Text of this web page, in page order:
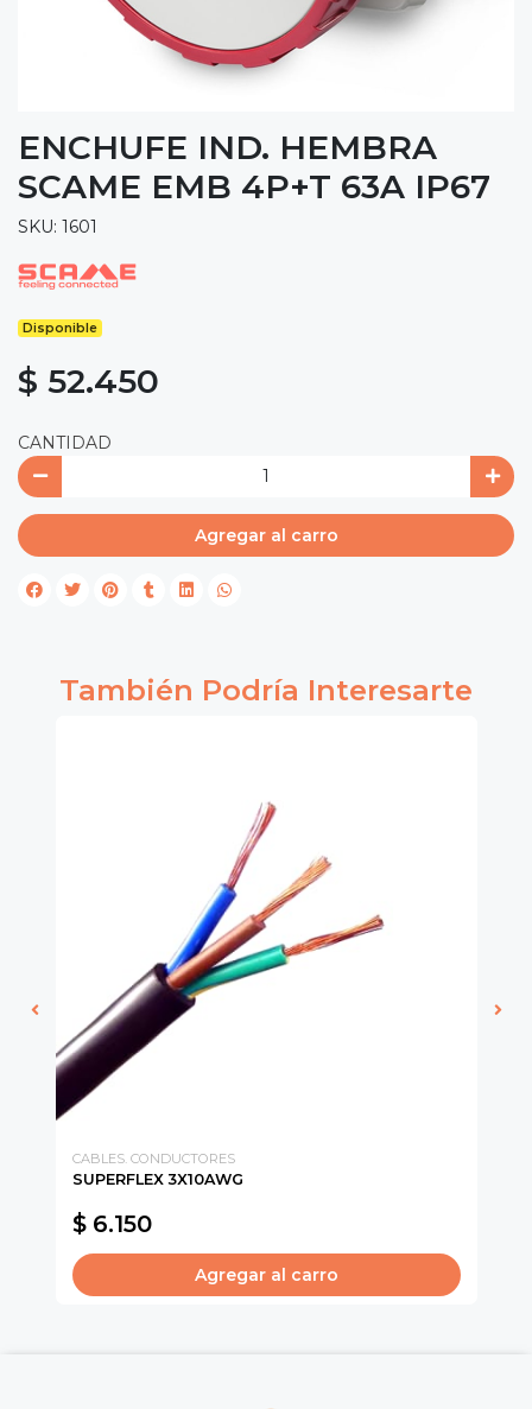
ENCHUFE IND. HEMBRA
SCAME EMB 4P+T 63A IP67
SKU: 1601
Disponible
$ 52.450
CANTIDAD
Agregar al carro
También Podría Interesarte
CABLES. CONDUCTORES
SUPERFLEX 3X10AWG
$ 6.150
Agregar al carro